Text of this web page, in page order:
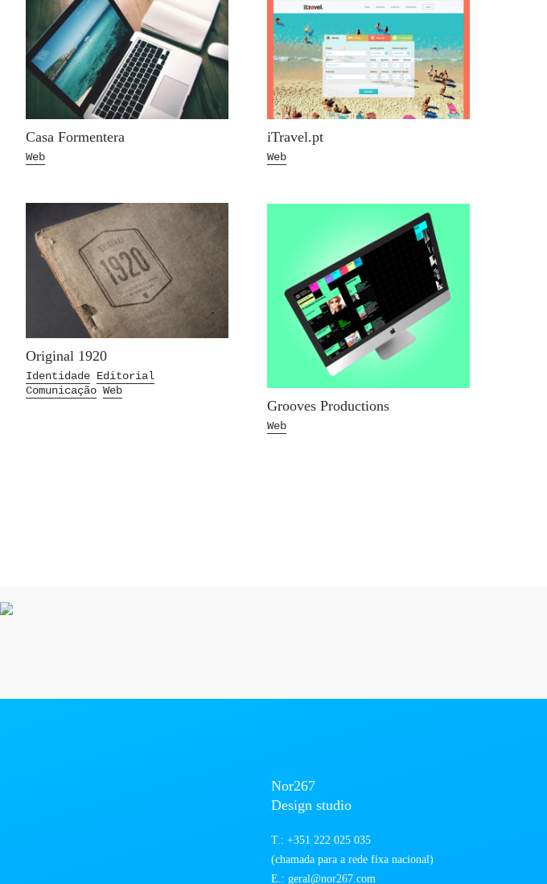
Casa Formentera
Web
iTravel.pt
Web
Original 1920
Identidade Editorial
Comunicação Web
Grooves Productions
Web
Nor267
Design studio
T.:+351 222 025 035
(chamada para a rede fixa nacional)
E.:geral@nor267.com